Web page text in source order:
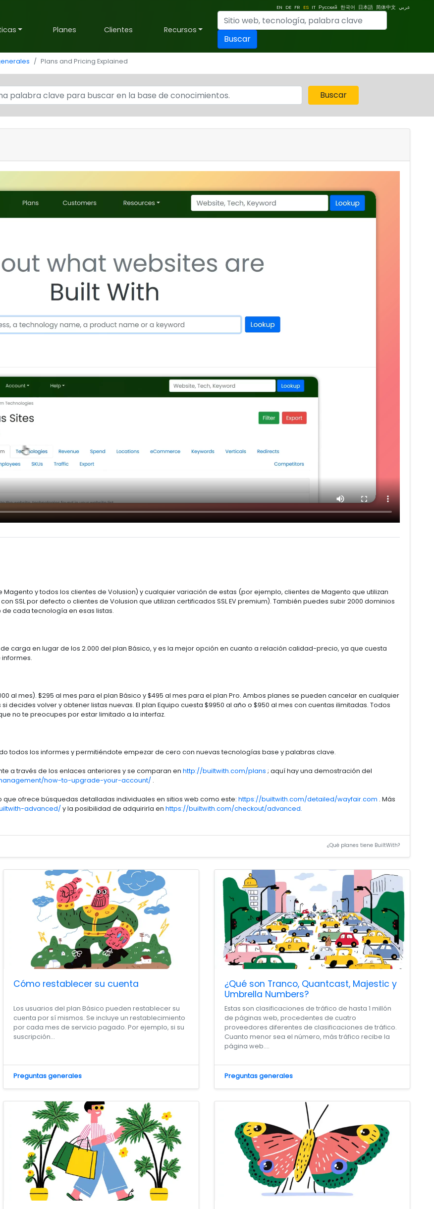
EN DE FR ES IT Русский 한국어 日本語 简体中文 عربي
Planes Clientes Recursos
Buscar
Plans and Pricing Explained
Buscar
y todos los clientes de Volusion) y cualquier variación de estas (por ejemplo, clientes de Magento que utilizan
SSL por defecto o clientes de Volusion que utilizan certificados SSL EV premium). También puedes subir 2000 dominios
cada tecnología en esas listas.
carga en lugar de los 2.000 del plan Básico, y es la mejor opción en cuanto a relación calidad-precio, ya que cuesta
al mes). $295 al mes para el plan Básico y $495 al mes para el plan Pro. Ambos planes se pueden cancelar en cualquier
volver y obtener listas nuevas. El plan Equipo cuesta $9950 al año o $950 al mes con cuentas ilimitadas. Todos
no te preocupes por estar limitado a la interfaz.
todos los informes y permitiéndote empezar de cero con nuevas tecnologías base y palabras clave.
a través de los enlaces anteriores y se comparan en http://builtwith.com/plans ; aquí hay una demostración del
how-to-upgrade-your-account/ .
ofrece búsquedas detalladas individuales en sitios web como este: https://builtwith.com/detailed/wayfair.com . Más
advanced/ y la posibilidad de adquirirla en https://builtwith.com/checkout/advanced.
¿Qué planes tiene BuiltWith?
Cómo restablecer su cuenta
Los usuarios del plan Básico pueden restablecer su
cuenta por sí mismos. Se incluye un restablecimiento
por cada mes de servicio pagado. Por ejemplo, si su
suscripción...
Preguntas generales
¿Qué son Tranco, Quantcast, Majestic y
Umbrella Numbers?
Estas son clasificaciones de tráfico de hasta 1 millón
de páginas web, procedentes de cuatro
proveedores diferentes de clasificaciones de tráfico.
Cuanto menor sea el número, más tráfico recibe la
página web....
Preguntas generales